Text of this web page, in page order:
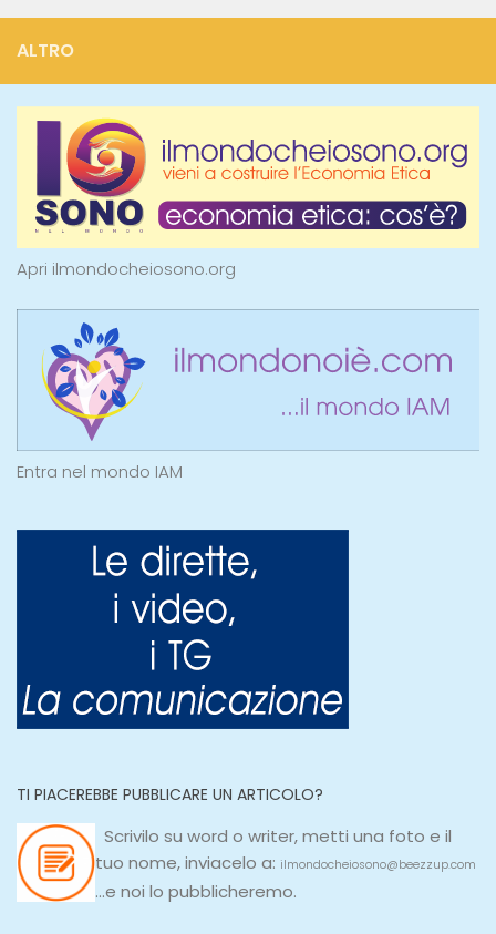
ALTRO
Apri ilmondocheiosono.org
Entra nel mondo IAM
TI PIACEREBBE PUBBLICARE UN ARTICOLO?
Scrivilo su word o writer, metti una foto e il
tuo nome, inviacelo a: ilmondocheiosono@beezzup.com
...e noi lo pubblicheremo.